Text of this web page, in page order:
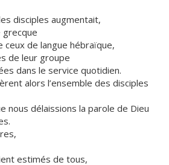
disciples augmentait,
grecque
de langue hébraïque,
de leur groupe
dans le service quotidien.
alors l’ensemble des disciples
nous délaissions la parole de Dieu
estimés de tous,